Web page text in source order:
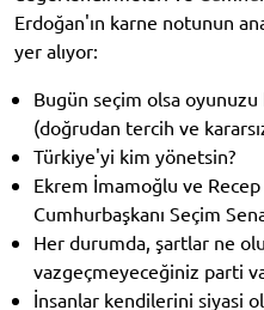
Erdoğan'ın karne notunun
yer alıyor:
Bugün seçim olsa
(doğrudan tercih ve
Türkiye'yi kim yönetsin?
Ekrem İmamoğlu ve
Cumhurbaşkanı Seçim
Her durumda, şartlar ne
vazgeçmeyeceğiniz parti
İnsanlar kendilerini siyasi